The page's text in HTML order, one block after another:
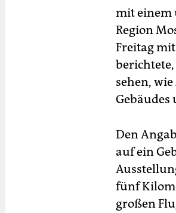
mit einem
Region
Freitag
sehen,
Gebäudes
Den
auf ein
fünf
großen